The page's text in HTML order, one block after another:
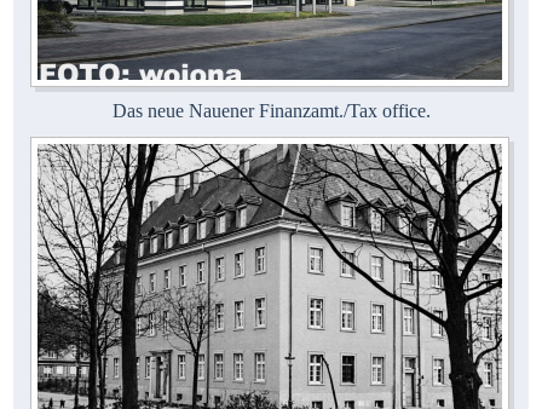
Das neue Nauener Finanzamt./Tax office.